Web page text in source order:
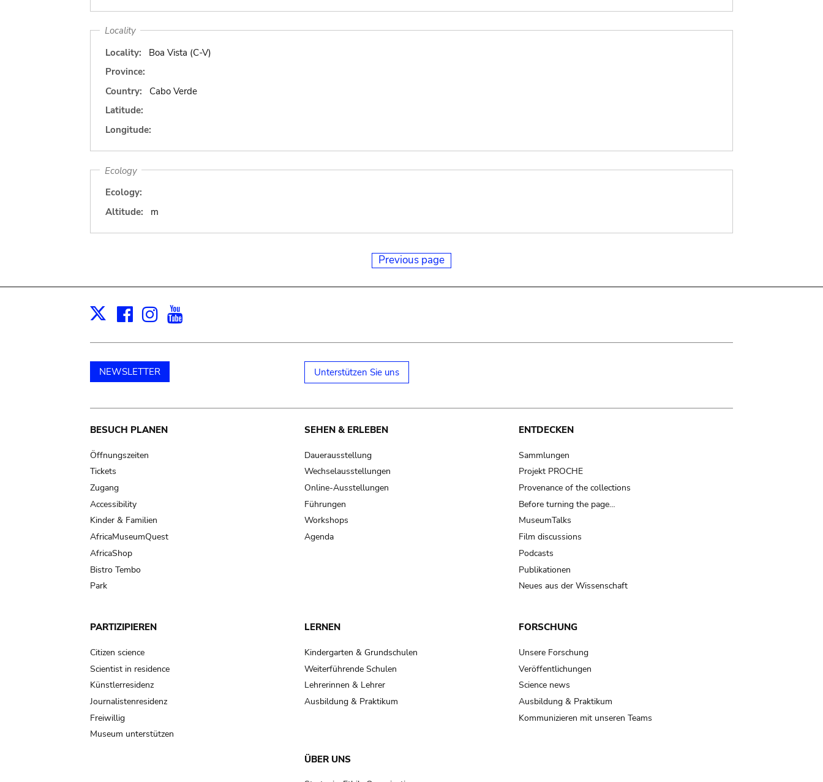
Locality
Locality:
Boa Vista (C-V)
Province:
Country:
Cabo Verde
Latitude:
Longitude:
Ecology
Ecology:
Altitude:
m
Previous page
X Facebook
Instagram
NEWSLETTER Unterstützen Sie uns
Main
navigation
BESUCH PLANEN
Öffnungszeiten
Tickets
Zugang
Accessibility
Kinder & Familien
AfricaMuseumQuest
AfricaShop
Bistro Tembo
Park
SEHEN & ERLEBEN
Dauerausstellung
Wechselausstellungen
Online-Ausstellungen
Führungen
Workshops
Agenda
ENTDECKEN
Sammlungen
Projekt PROCHE
Provenance of the collections
Before turning the page…
MuseumTalks
Film discussions
Podcasts
Publikationen
Neues aus der Wissenschaft
PARTIZIPIEREN
Citizen science
Scientist in residence
Künstlerresidenz
Journalistenresidenz
Freiwillig
Museum unterstützen
LERNEN
Kindergarten & Grundschulen
Weiterführende Schulen
Lehrerinnen & Lehrer
Ausbildung & Praktikum
FORSCHUNG
Unsere Forschung
Veröffentlichungen
Science news
Ausbildung & Praktikum
Kommunizieren mit unseren Teams
ÜBER UNS